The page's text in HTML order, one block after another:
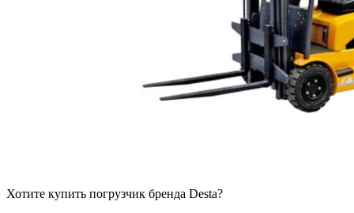
Хотите купить погрузчик бренда Desta?